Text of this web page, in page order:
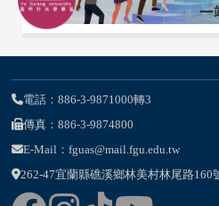
電話：886-3-9871000轉3
傳真：886-3-9874800
E-Mail：fguas@mail.fgu.edu.tw
262-47宜蘭縣礁溪鄉林美村林尾路160